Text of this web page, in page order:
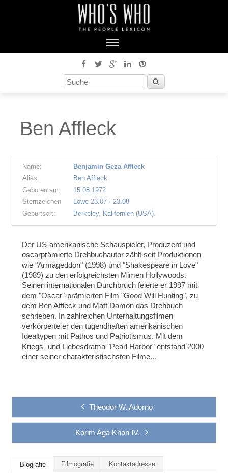
Ben Affleck
Name:
Benjamin Geza Affleck
Alias:
Ben Affleck
Geboren am:
15.08.1972
Sternzeichen
Löwe 23.07 - 23.08
Geburtsort:
Berkeley, Kalifornien (USA).
Der US-amerikanische Schauspieler, Produzent und
oscarprämierte Drehbuchautor zählt seit Produktionen
wie "Armageddon" (1998) und "Shakespeare in Love"
(1989) zu den erfolgreichsten Mimen Hollywoods.
Seinen internationalen Durchbruch feierte er 1997 mit
dem "Oscar"-prämierten Film "Good Will Hunting", zu
dem Ben Affleck und Matt Damon das Drehbuch
schrieben. In zahlreichen Unterhaltungsfilmen
verkörperte er den tugendhaften amerikanischen
Idealtypen mit Pathos und Patriotismus. Mit dem
Kriegs- und Liebesdrama "Pearl Harbor" entstand 2000
einer seiner charakteristischsten Filme...
Theodor W. Adorno
Karim Aga Khan IV.
Biografie Filmografie Kontaktadresse